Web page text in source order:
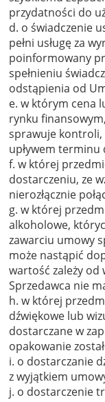
przydatności do
d. o świadczenie
pełni usługę za
poinformowany
spełnieniu
odstąpienia od
e. w którym cena
rynku
sprawuje kontroli,
upływem
f. w której
dostarczeniu, ze
nierozłącznie
g. w której
alkoholowe,
zawarciu umowy
może nastąpić
wartość zależy
Sprzedawca nie
h. w której
dźwiękowe lub
dostarczane w
opakowanie
i. o dostarczanie
z wyjątkiem
j. o dostarczenie